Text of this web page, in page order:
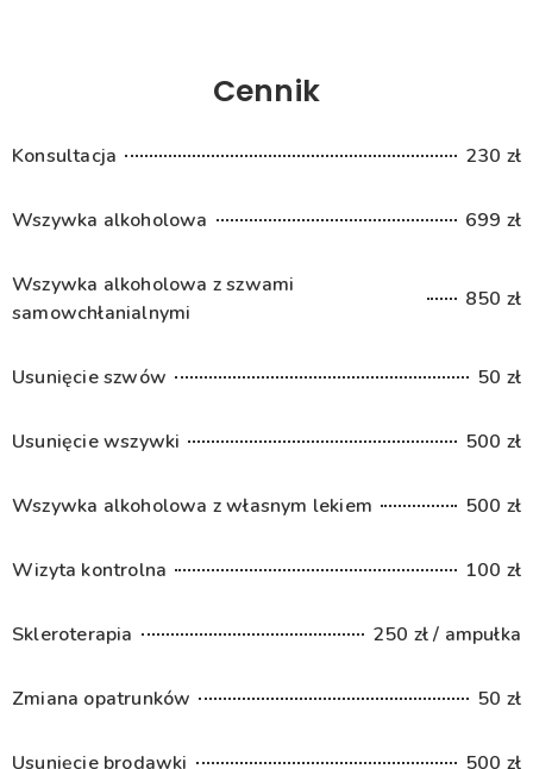
Cennik
Konsultacja 230 zł
Wszywka alkoholowa 699 zł
Wszywka alkoholowa z szwami
samowchłanialnymi
850 zł
Usunięcie szwów 50 zł
Usunięcie wszywki 500 zł
Wszywka alkoholowa z własnym lekiem 500 zł
Wizyta kontrolna 100 zł
Skleroterapia 250 zł / ampułka
Zmiana opatrunków 50 zł
Usunięcie brodawki 500 zł